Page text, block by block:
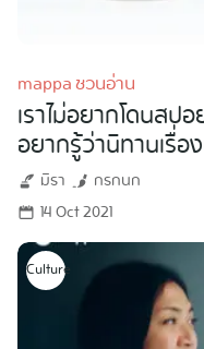
mappa ชวนอ่าน
เราไม่อยากโดนสป
อยากรู้ว่านิทานเรื่อ
มิรา
กรกนก
14 Oct 2021
Culture